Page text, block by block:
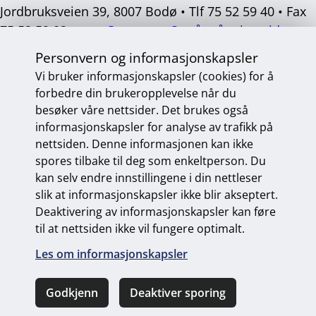
Personvern og informasjonskapsler
Vi bruker informasjonskapsler (cookies) for å
forbedre din brukeropplevelse når du
besøker våre nettsider. Det brukes også
informasjonskapsler for analyse av trafikk på
nettsiden. Denne informasjonen kan ikke
spores tilbake til deg som enkeltperson. Du
kan selv endre innstillingene i din nettleser
slik at informasjonskapsler ikke blir akseptert.
Deaktivering av informasjonskapsler kan føre
til at nettsiden ikke vil fungere optimalt.
Les om informasjonskapsler
Godkjenn Deaktiver sporing
Ring oss Kontakt oss
Jordbruksveien 39, 8007 Bodø • Tlf 75 52 59 40 • Fax
75 52 59 02 •post@mvas.no Se våre åpningstider
Sosiale
medier
Personvern og informasjonskapsler
Endre personvernsinnstillinger
Universelt utformet nettside fra Digitalt Byrå